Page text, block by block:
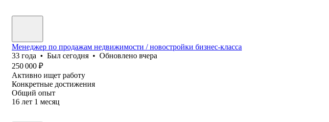
Менеджер по продажам недвижимости / новостройки бизнес-класса
33 года • Был сегодня • Обновлено вчера
250 000 ₽
Активно ищет работу
Конкретные достижения
Общий опыт
16 лет 1 месяц